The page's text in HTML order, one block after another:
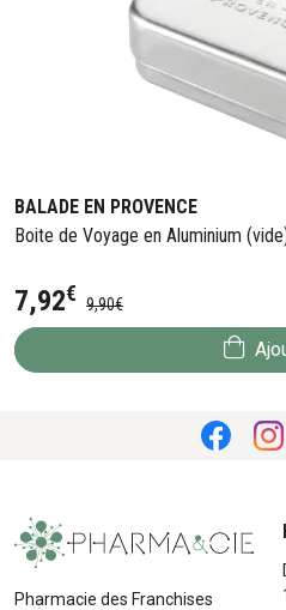
BALADE EN PROVENCE
Boite de Voyage en Aluminium
7,92€ 9,90€
Pharmacie des Franchises